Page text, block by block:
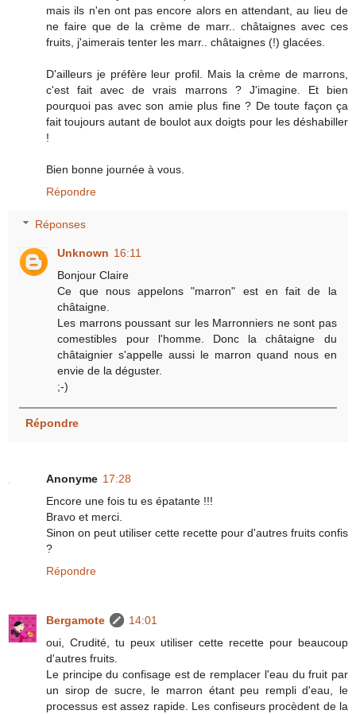
mais ils n'en ont pas encore alors en attendant, au lieu de
ne faire que de la crème de marr.. châtaignes avec ces
fruits, j'aimerais tenter les marr.. châtaignes (!) glacées.
D'ailleurs je préfère leur profil. Mais la crème de marrons,
c'est fait avec de vrais marrons ? J'imagine. Et bien
pourquoi pas avec son amie plus fine ? De toute façon ça
fait toujours autant de boulot aux doigts pour les déshabiller
!
Bien bonne journée à vous.
Répondre
Réponses
Unknown 16:11
Bonjour Claire
Ce que nous appelons "marron" est en fait de la
châtaigne.
Les marrons poussant sur les Marronniers ne sont pas
comestibles pour l'homme. Donc la châtaigne du
châtaignier s'appelle aussi le marron quand nous en
envie de la déguster.
;-)
Répondre
Anonyme 17:28
Encore une fois tu es épatante !!!
Bravo et merci.
Sinon on peut utiliser cette recette pour d'autres fruits confis
?
Répondre
Bergamote
14:01
oui, Crudité, tu peux utiliser cette recette pour beaucoup
d'autres fruits.
Le principe du confisage est de remplacer l'eau du fruit par
un sirop de sucre, le marron étant peu rempli d'eau, le
processus est assez rapide. Les confiseurs procèdent de la